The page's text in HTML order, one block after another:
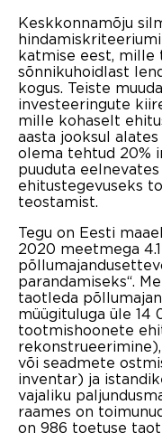
Keskkonnamõju
katmise eest, mille
sõnnikuhoidlast
kogus. Teiste
investeeringute
mille kohaselt
aasta jooksul
olema tehtud 20%
puuduta
ehitustegevuseks
teostamist.
Tegu on Eesti
2020 meetmega
parandamiseks“.
taotleda
müügituluga üle 14
tootmishoonete
või seadmete
inventar) ja
vajaliku
raames on
on 986 toetuse